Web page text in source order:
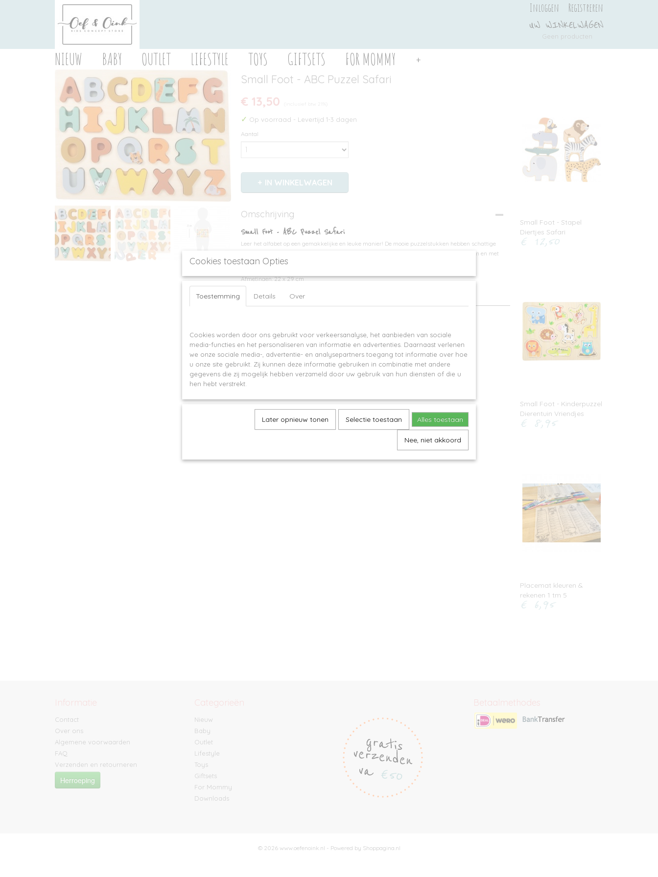
Inloggen Registreren
UW WINKELWAGEN
Geen producten
NIEUW BABY OUTLET LIFESTYLE TOYS GIFTSETS FOR MOMMY +
Small Foot - ABC Puzzel Safari
€ 13,50 (inclusief btw 21%)
✓ Op voorraad - Levertijd 1-3 dagen
Aantal
IN WINKELWAGEN
Omschrijving
Small Foot - ABC Puzzel Safari
Leer het alfabet op een gemakkelijke en leuke manier! De mooie puzzelstukken hebben schattige
safarimotieven. De 26 verhoogde houten letters kunnen gemakkelijk worden vastgegrepen en met
kleine handen op de juiste plek worden geplaatst.
Afmetingen: 22 x 29 cm
Geschikt voor kinderen vanaf 2 jaar.
Small Foot - Stapel
Diertjes Safari
€ 12,50
Small Foot - Kinderpuzzel
Dierentuin Vriendjes
€ 8,95
Placemat kleuren &
rekenen 1 tm 5
€ 6,95
Informatie
Contact
Over ons
Algemene voorwaarden
FAQ
Verzenden en retourneren
Herroeping
Categorieën
Nieuw
Baby
Outlet
Lifestyle
Toys
Giftsets
For Mommy
Downloads
Betaalmethodes
© 2026 www.oefenoink.nl - Powered by Shoppagina.nl
Cookies toestaan Opties
Toestemming Details Over
Cookies worden door ons gebruikt voor verkeersanalyse, het aanbieden van sociale
media-functies en het personaliseren van informatie en advertenties. Daarnaast verlenen
we onze sociale media-, advertentie- en analysepartners toegang tot informatie over hoe
u onze site gebruikt. Zij kunnen deze informatie gebruiken in combinatie met andere
gegevens die zij mogelijk hebben verzameld door uw gebruik van hun diensten of die u
hen hebt verstrekt.
Later opnieuw tonen Selectie toestaan Alles toestaan
Nee, niet akkoord